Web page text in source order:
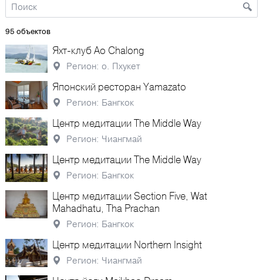
95 объектов
Яхт-клуб Ao Chalong
Регион: о. Пхукет
Японский ресторан Yamazato
Регион: Бангкок
Центр медитации The Middle Way
Регион: Чиангмай
Центр медитации The Middle Way
Регион: Бангкок
Центр медитации Section Five, Wat
Mahadhatu, Tha Prachan
Регион: Бангкок
Центр медитации Northern Insight
Регион: Чиангмай